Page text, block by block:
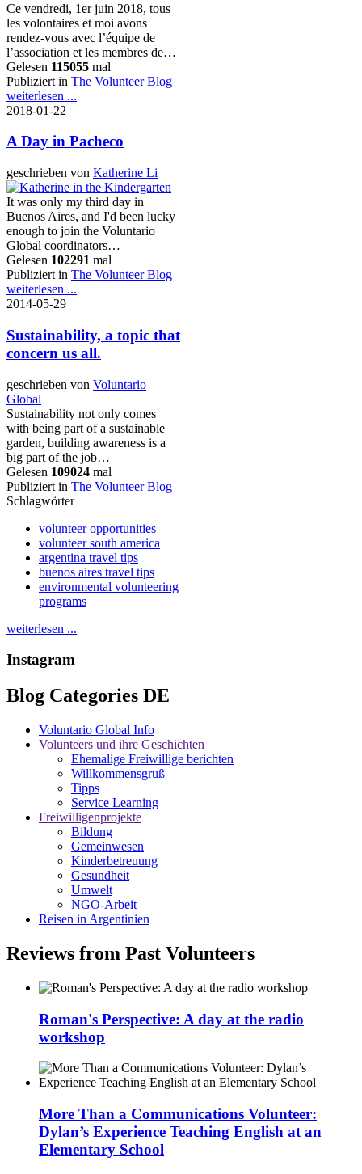
Ce vendredi, 1er juin 2018, tous
les volontaires et moi avons
rendez-vous avec l’équipe de
l’association et les membres de…
Gelesen 115055 mal
Publiziert in The Volunteer Blog
weiterlesen ...
2018-01-22
A Day in Pacheco
geschrieben von Katherine Li
It was only my third day in
Buenos Aires, and I'd been lucky
enough to join the Voluntario
Global coordinators…
Gelesen 102291 mal
Publiziert in The Volunteer Blog
weiterlesen ...
2014-05-29
Sustainability, a topic that
concern us all.
geschrieben von Voluntario
Global
Sustainability not only comes
with being part of a sustainable
garden, building awareness is a
big part of the job…
Gelesen 109024 mal
Publiziert in The Volunteer Blog
Schlagwörter
volunteer opportunities
volunteer south america
argentina travel tips
buenos aires travel tips
environmental volunteering
programs
weiterlesen ...
Instagram
Blog Categories DE
Voluntario Global Info
Volunteers und ihre Geschichten
Ehemalige Freiwillige berichten
Willkommensgruß
Tipps
Service Learning
Freiwilligenprojekte
Bildung
Gemeinwesen
Kinderbetreuung
Gesundheit
Umwelt
NGO-Arbeit
Reisen in Argentinien
Reviews from Past Volunteers
Roman's Perspective: A day at the radio
workshop
More Than a Communications Volunteer:
Dylan’s Experience Teaching English at an
Elementary School